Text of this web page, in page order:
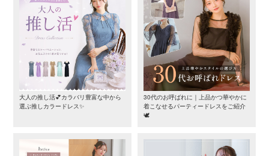
大人の推し活💕カラバリ豊富な中から
選ぶ推しカラードレス✨
30代のお呼ばれに｜上品かつ華やかに
着こなせるパーティードレスをご紹介
🕊️